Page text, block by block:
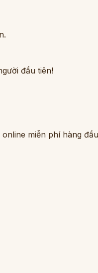
đầu tiên!
miễn phí hàng